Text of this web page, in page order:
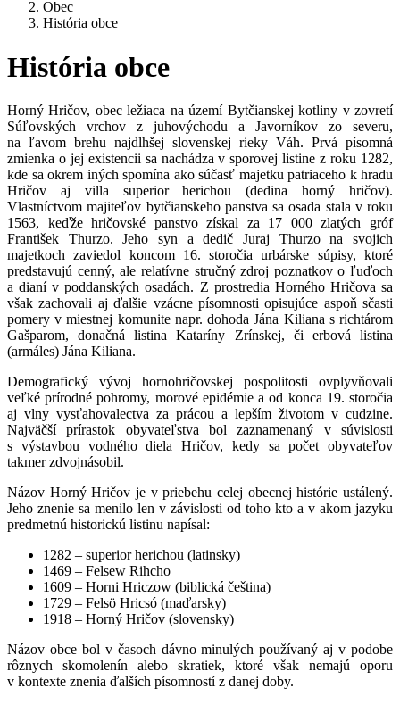
Obec
História obce
História obce
Horný Hričov, obec ležiaca na území Bytčianskej kotliny v zovretí
Súľovských vrchov z juhovýchodu a Javorníkov zo severu,
na ľavom brehu najdlhšej slovenskej rieky Váh. Prvá písomná
zmienka o jej existencii sa nachádza v sporovej listine z roku 1282,
kde sa okrem iných spomína ako súčasť majetku patriaceho k hradu
Hričov aj villa superior herichou (dedina horný hričov).
Vlastníctvom majiteľov bytčianskeho panstva sa osada stala v roku
1563, keďže hričovské panstvo získal za 17 000 zlatých gróf
František Thurzo. Jeho syn a dedič Juraj Thurzo na svojich
majetkoch zaviedol koncom 16. storočia urbárske súpisy, ktoré
predstavujú cenný, ale relatívne stručný zdroj poznatkov o ľuďoch
a dianí v poddanských osadách. Z prostredia Horného Hričova sa
však zachovali aj ďalšie vzácne písomnosti opisujúce aspoň sčasti
pomery v miestnej komunite napr. dohoda Jána Kiliana s richtárom
Gašparom, donačná listina Kataríny Zrínskej, či erbová listina
(armáles) Jána Kiliana.
Demografický vývoj hornohričovskej pospolitosti ovplyvňovali
veľké prírodné pohromy, morové epidémie a od konca 19. storočia
aj vlny vysťahovalectva za prácou a lepším životom v cudzine.
Najväčší prírastok obyvateľstva bol zaznamenaný v súvislosti
s výstavbou vodného diela Hričov, kedy sa počet obyvateľov
takmer zdvojnásobil.
Názov Horný Hričov je v priebehu celej obecnej histórie ustálený.
Jeho znenie sa menilo len v závislosti od toho kto a v akom jazyku
predmetnú historickú listinu napísal:
1282 – superior herichou (latinsky)
1469 – Felsew Rihcho
1609 – Horni Hriczow (biblická čeština)
1729 – Felsö Hricsó (maďarsky)
1918 – Horný Hričov (slovensky)
Názov obce bol v časoch dávno minulých používaný aj v podobe
rôznych skomolenín alebo skratiek, ktoré však nemajú oporu
v kontexte znenia ďalších písomností z danej doby.